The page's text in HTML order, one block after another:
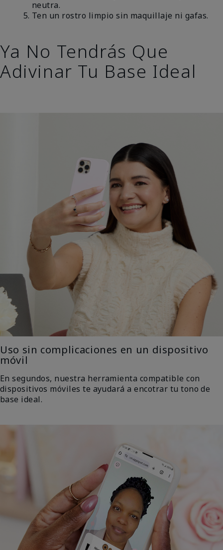
neutra.
Ten un rostro limpio sin maquillaje ni gafas.
Ya No Tendrás Que
Adivinar Tu Base Ideal
Uso sin complicaciones en un dispositivo
móvil
En segundos, nuestra herramienta compatible con
dispositivos móviles te ayudará a encotrar tu tono de
base ideal.